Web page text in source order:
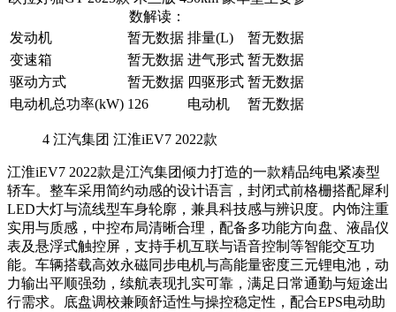
数解读：
发动机
暂无数据 排量(L)
暂无数据
变速箱
暂无数据 进气形式 暂无数据
驱动方式
暂无数据 四驱形式 暂无数据
电动机总功率(kW) 126 电动机 暂无数据
4 江汽集团 江淮iEV7 2022款
江淮iEV7 2022款是江汽集团倾力打造的一款精品纯电紧凑型
轿车。整车采用简约动感的设计语言，封闭式前格栅搭配犀利
LED大灯与流线型车身轮廓，兼具科技感与辨识度。内饰注重
实用与质感，中控布局清晰合理，配备多功能方向盘、液晶仪
表及悬浮式触控屏，支持手机互联与语音控制等智能交互功
能。车辆搭载高效永磁同步电机与高能量密度三元锂电池，动
力输出平顺强劲，续航表现扎实可靠，满足日常通勤与短途出
行需求。底盘调校兼顾舒适性与操控稳定性，配合EPS电动助